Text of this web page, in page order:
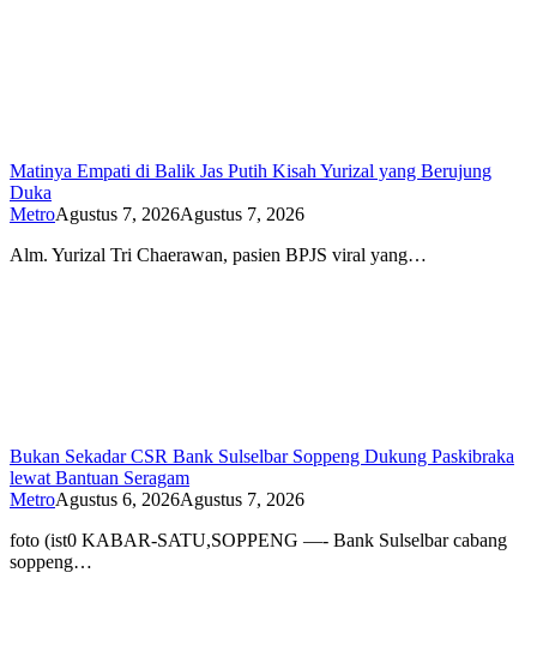
Matinya Empati di Balik Jas Putih Kisah Yurizal yang Berujung
Duka
MetroAgustus 7, 2026Agustus 7, 2026
Alm. Yurizal Tri Chaerawan, pasien BPJS viral yang…
Bukan Sekadar CSR Bank Sulselbar Soppeng Dukung Paskibraka
lewat Bantuan Seragam
MetroAgustus 6, 2026Agustus 7, 2026
foto (ist0 KABAR-SATU,SOPPENG —- Bank Sulselbar cabang
soppeng…